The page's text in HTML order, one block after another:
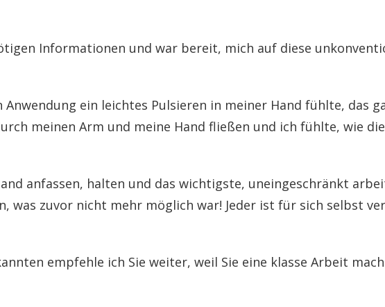
Informationen und war bereit, mich auf diese
ein leichtes Pulsieren in meiner Hand fühlte, das
meinen Arm und meine Hand fließen und ich fühlte, wie
anfassen, halten und das wichtigste, uneingeschränkt
was zuvor nicht mehr möglich war! Jeder ist für sich selbst
empfehle ich Sie weiter, weil Sie eine klasse Arbeit